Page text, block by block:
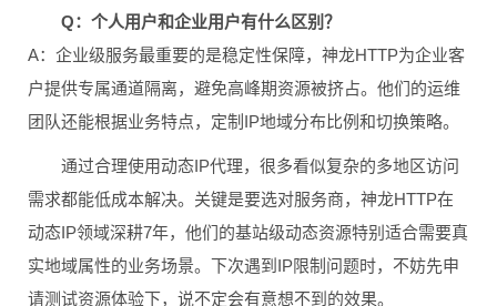
Q：个人用户和企业用户有什么区别？
A：企业级服务最重要的是稳定性保障，神龙HTTP为企业客
户提供专属通道隔离，避免高峰期资源被挤占。他们的运维
团队还能根据业务特点，定制IP地域分布比例和切换策略。
通过合理使用动态IP代理，很多看似复杂的多地区访问
需求都能低成本解决。关键是要选对服务商，神龙HTTP在
动态IP领域深耕7年，他们的基站级动态资源特别适合需要真
实地域属性的业务场景。下次遇到IP限制问题时，不妨先申
请测试资源体验下，说不定会有意想不到的效果。